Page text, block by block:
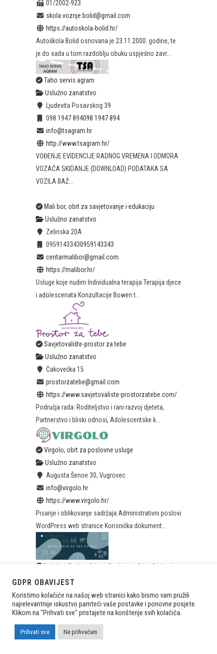
01/2002-923
skola.voznje.bolid@gmail.com
https://autoskola-bolid.hr/
Autoškola Bolid osnovana je 23.11.2000. godine, te
je do sada u tom razdoblju obuku uspješno zavr...
Taho servis agram
Uslužno zanatstvo
Ljudevita Posavskog 39
098 1947 894098 1947 894
info@tsagram.hr
http://www.tsagram.hr/
VOĐENJE EVIDENCIJE RADNOG VREMENA I ODMORA
VOZAČA SKIDANJE (DOWNLOAD) PODATAKA SA
VOZILA BAŽ...
Mali bor, obrt za savjetovanje i edukaciju
Uslužno zanatstvo
Zelinska 20A
09591433430959143343
centarmalibor@gmail.com
https://malibor.hr/
Usluge koje nudim Individualna terapija Terapija djece
i adolescenata Konzultacije Bowen t...
Savjetovalište-prostor za tebe
Uslužno zanatstvo
Čakovečka 15
prostorzatebe@gmail.com
https://www.savjetovaliste-prostorzatebe.com/
Područja rada: Roditeljstvo i rani razvoj djeteta,
Partnerstvo i bliski odnosi, Adolescentske k...
Virgolo, obrt za poslovne usluge
Uslužno zanatstvo
Augusta Šenoe 30, Vugrovec
info@virgolo.hr
https://www.virgolo.hr/
Pisanje i oblikovanje sadržaja Administrativni poslovi
WordPress web stranice Korisnička dokument...
Invictus dizajn, obrt za dizajn i zradu web stranica
Uslužno zanatstvo
Jakova Gotovca 34, 10360 Sesvete
+385 98 649 517+385 98 649 517
zeljko.vinkovic@invictus-dizajn.com
https://www.invictus-dizajn.com/
Izrada web stranica, web dućani, Internet marketing,
GDPR OBAVIJEST
Koristimo kolačiće na našoj web stranici kako bismo vam pružili
najrelevantnije iskustvo pamteći vaše postavke i ponovne posjete.
Klikom na "Prihvati sve" pristajete na korištenje svih kolačića.
Prihvati sve Ne prihvaćam